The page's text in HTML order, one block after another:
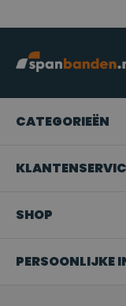
CATEGORIEËN
SHOP
PERSOONLIJKE